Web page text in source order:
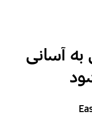
به آسانی